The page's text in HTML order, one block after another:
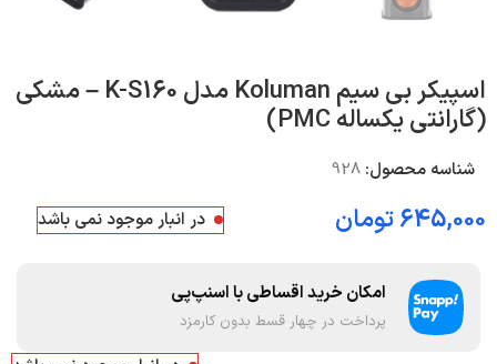
اسپیکر بی سیم Koluman مدل K-S160 – مشکی
(گارانتی یکساله PMC)
شناسه محصول:928
645,000تومان در انبار موجود نمی باشد
امکان خرید اقساطی با اسنپ‌پی
پرداخت در چهار قسط بدون کارمزد